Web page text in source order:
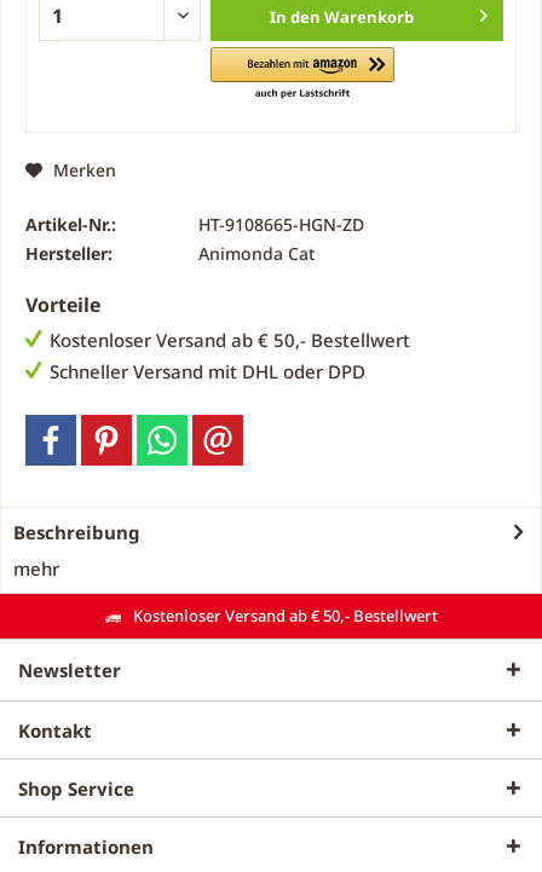
In den Warenkorb
Merken
Artikel-Nr.:
HT-9108665-HGN-ZD
Hersteller:
Animonda Cat
Vorteile
Kostenloser Versand ab € 50,- Bestellwert
Schneller Versand mit DHL oder DPD
Beschreibung
mehr
Kostenloser Versand ab € 50,- Bestellwert
Newsletter
Kontakt
Shop Service
Informationen